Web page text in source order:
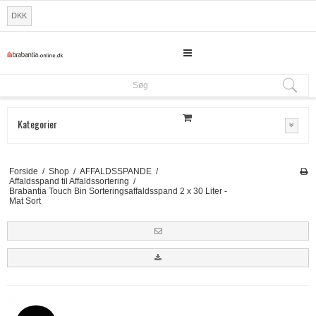
DKK
Søg
Kategorier
Forside / Shop / AFFALDSSPANDE /
Affaldsspand til Affaldssortering /
Brabantia Touch Bin Sorteringsaffaldsspand 2 x 30 Liter -
Mat Sort